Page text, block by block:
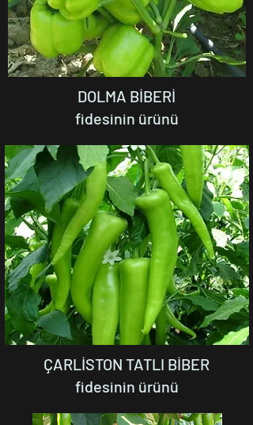
DOLMA BİBERİ
fidesinin ürünü
ÇARLİSTON TATLI BİBER
fidesinin ürünü